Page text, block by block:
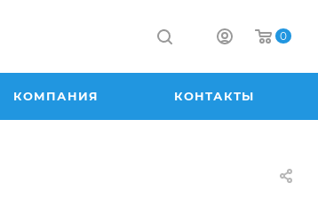
0
КОМПАНИЯ КОНТАКТЫ